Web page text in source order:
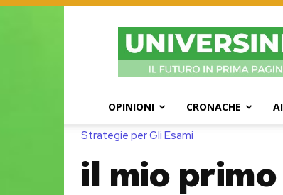
UniversiNet
Magazine
OPINIONI CRONACHE AI
Strategie per Gli Esami
il mio